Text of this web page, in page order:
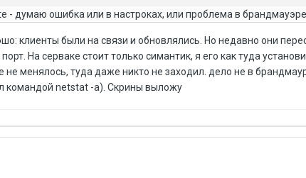
- думаю ошибка или в настроках, или проблема в брандмауэре
клиенты были на связи и обновлялись. Но недавно они
На серваке стоит только симантик, я его как туда
не менялось, туда даже никто не заходил. дело не в
командой netstat -a). Скрины выложу